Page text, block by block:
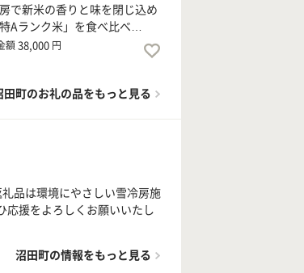
で新米の香りと味を閉じ込め
Aランク米」を食べ比べ…
額38,000 円
田町のお礼の品をもっと見る
品は環境にやさしい雪冷房施
応援をよろしくお願いいたし
沼田町の情報をもっと見る